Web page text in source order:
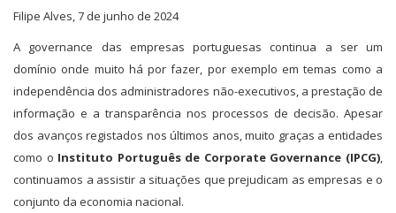
Filipe Alves, 7 de junho de 2024
A governance das empresas portuguesas continua a ser um
domínio onde muito há por fazer, por exemplo em temas como a
independência dos administradores não-executivos, a prestação de
informação e a transparência nos processos de decisão. Apesar
dos avanços registados nos últimos anos, muito graças a entidades
como o Instituto Português de Corporate Governance (IPCG),
continuamos a assistir a situações que prejudicam as empresas e o
conjunto da economia nacional.